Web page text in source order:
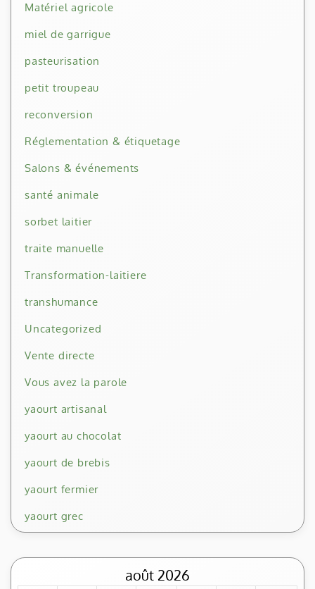
Matériel agricole
miel de garrigue
pasteurisation
petit troupeau
reconversion
Réglementation & étiquetage
Salons & événements
santé animale
sorbet laitier
traite manuelle
Transformation-laitiere
transhumance
Uncategorized
Vente directe
Vous avez la parole
yaourt artisanal
yaourt au chocolat
yaourt de brebis
yaourt fermier
yaourt grec
août 2026